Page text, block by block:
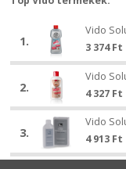
Solutie
curatare
Highgloss
Milk
250
1.
Vido
Solutie
curatare
Highgloss
Milk
250
ml
Vido
3 374Ft
Solutie
curatare
Spuma
lustruire
pt
2.
Vido
Solutie
curatare
Spuma
lustruire
pt
Vido
4 327 Ft
Solutie
curatare
3.
Vido
Solutie
curatare
Vido
4 913 Ft